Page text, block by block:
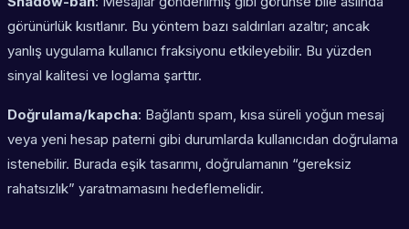
görünürlük kısıtlanır. Bu yöntem bazı saldırıları azaltır; ancak
yanlış uygulama kullanıcı fraksiyonu etkileyebilir. Bu yüzden
sinyal kalitesi ve loglama şarttır.
Doğrulama/kapcha: Bağlantı spam, kısa süreli yoğun mesaj
veya yeni hesap paterni gibi durumlarda kullanıcıdan doğrulama
istenebilir. Burada eşik tasarımı, doğrulamanın “gereksiz
rahatsızlık” yaratmamasını hedeflemelidir.